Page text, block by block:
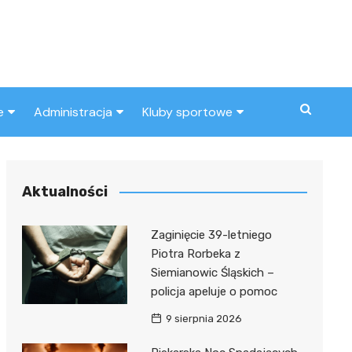
Administracja
Urząd miasta
Kluby sportowe
Aktualności
Zaginięcie 39-letniego
Piotra Rorbeka z
Siemianowic Śląskich –
policja apeluje o pomoc
9 sierpnia 2026